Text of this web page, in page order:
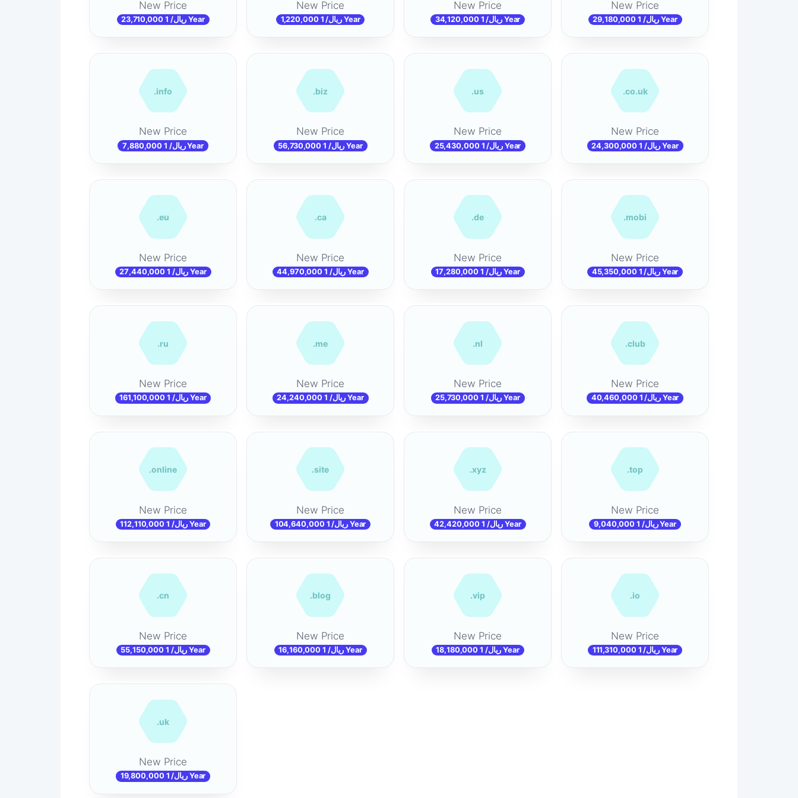
New Price
23,710,000 ریال/ 1 Year
New Price
1,220,000 ریال/ 1 Year
New Price
34,120,000 ریال/ 1 Year
New Price
29,180,000 ریال/ 1 Year
.info
New Price
7,880,000 ریال/ 1 Year
.biz
New Price
56,730,000 ریال/ 1 Year
.us
New Price
25,430,000 ریال/ 1 Year
.co.uk
New Price
24,300,000 ریال/ 1 Year
.eu
New Price
27,440,000 ریال/ 1 Year
.ca
New Price
44,970,000 ریال/ 1 Year
.de
New Price
17,280,000 ریال/ 1 Year
.mobi
New Price
45,350,000 ریال/ 1 Year
.ru
New Price
161,100,000 ریال/ 1 Year
.me
New Price
24,240,000 ریال/ 1 Year
.nl
New Price
25,730,000 ریال/ 1 Year
.club
New Price
40,460,000 ریال/ 1 Year
.online
New Price
112,110,000 ریال/ 1 Year
.site
New Price
104,640,000 ریال/ 1 Year
.xyz
New Price
42,420,000 ریال/ 1 Year
.top
New Price
9,040,000 ریال/ 1 Year
.cn
New Price
55,150,000 ریال/ 1 Year
.blog
New Price
16,160,000 ریال/ 1 Year
.vip
New Price
18,180,000 ریال/ 1 Year
.io
New Price
111,310,000 ریال/ 1 Year
.uk
New Price
19,800,000 ریال/ 1 Year